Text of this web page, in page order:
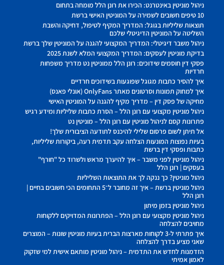
ניהול מוניטין באינטרנט: הכירו את רונן הלל מומחה בתחום
10 טיפים חשובים לשמירה על המוניטין האישי ברשת
תוצאות שליליות בגוגל: המדריך המקיף לטיפול, דחיקה והשבת
השליטה על המוניטין הדיגיטלי שלכם
ניהול משבר דיגיטלי: המדריך המקצועי להגנה על המוניטין שלך ברשת
בדיקת מוניטין לעסקים: המדריך המקצועי המלא לשנת 2025
פסקי דין חוסמים שידוכים: רונן הלל ממוניטין נט מדריך משפחות
חרדיות
איך להסיר כתבות מגוגל שפוגעות בשידוכים חרדיים
איך למחוק תמונות וסרטונים מאתר OnlyFans (אונלי פאנס)
מחיקה של פסק דין – מדריך מקיף להגנה על המוניטין האישי
ניהול מוניטין מקצועי עם רונן הלל – הסרת כתבות שליליות ומידע רגיש
פתרונות קסם לניהול מוניטין עם רונן הלל – מוניטין נט
אל תיתן לשום פרסום שלילי להיכנס לתודעה הציבורית שלך!
בעיות נפוצות המונעות הצלחה עקב תדמית רעה, ביקורות שליליות,
כתבות ופסקי דין ברשת
ניהול מוניטין לפני משבר – איך להיערך מראש ולשרוד כל "חורף"
בעסקים | רונן הלל
ניהול מוניטין? כך ננקה לך את התוצאות השליליות
ניהול מוניטין ברשת – איך זה מחובר ל־5 התחומים הכי חשובים בחיים |
רונן הלל
ניהול מוניטין בזמן מיתון
ניהול מוניטין מקצועי עם רונן הלל – הפתרונות המדויקים ללקוחות
מחויבים להצלחה
איך פתרתי ל-3 לקוחות מארצות הברית בעיות מוניטין שונות – המוצרים
שאני מציע בדרך להצלחה
הזדמנות לחדש את התדמית – ניהול מוניטין מותאם אישית למי שזקוק
לאמון אמיתי